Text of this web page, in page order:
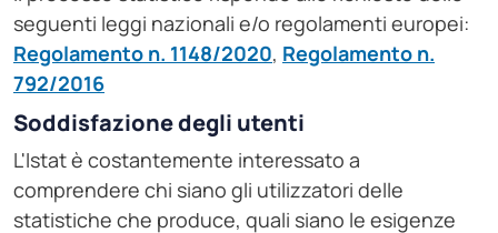
seguenti leggi nazionali e/o regolamenti europei:
Regolamento n. 1148/2020, Regolamento n.
792/2016
Soddisfazione degli utenti
L'Istat è costantemente interessato a
comprendere chi siano gli utilizzatori delle
statistiche che produce, quali siano le esigenze